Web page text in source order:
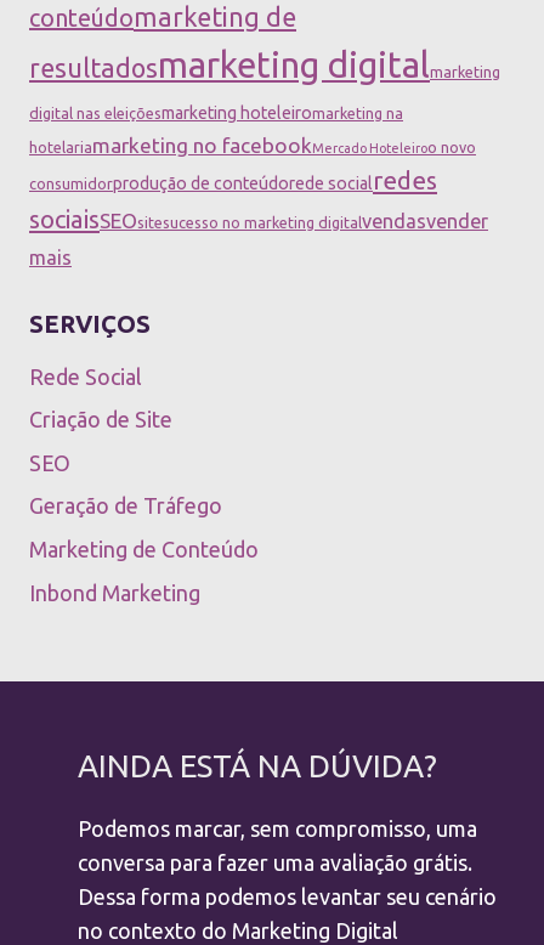
conteúdomarketing de
resultadosmarketing digitalmarketing
digital nas eleiçõesmarketing hoteleiromarketing na
hotelariamarketing no facebookMercado Hoteleiroo novo
consumidorprodução de conteúdorede socialredes
sociaisSEOsitesucesso no marketing digitalvendasvender
mais
SERVIÇOS
Rede Social
Criação de Site
SEO
Geração de Tráfego
Marketing de Conteúdo
Inbond Marketing
AINDA ESTÁ NA DÚVIDA?
Podemos marcar, sem compromisso, uma
conversa para fazer uma avaliação grátis.
Dessa forma podemos levantar seu cenário
no contexto do Marketing Digital